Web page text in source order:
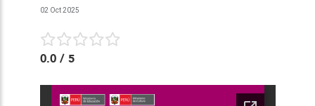
02 Oct 2025
0.0/ 5